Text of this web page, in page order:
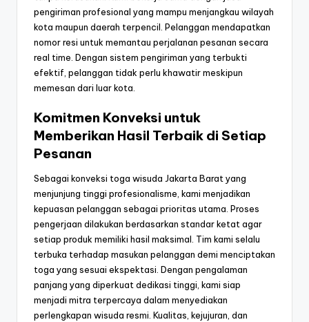
pengiriman profesional yang mampu menjangkau wilayah
kota maupun daerah terpencil. Pelanggan mendapatkan
nomor resi untuk memantau perjalanan pesanan secara
real time. Dengan sistem pengiriman yang terbukti
efektif, pelanggan tidak perlu khawatir meskipun
memesan dari luar kota.
Komitmen Konveksi untuk
Memberikan Hasil Terbaik di Setiap
Pesanan
Sebagai konveksi toga wisuda Jakarta Barat yang
menjunjung tinggi profesionalisme, kami menjadikan
kepuasan pelanggan sebagai prioritas utama. Proses
pengerjaan dilakukan berdasarkan standar ketat agar
setiap produk memiliki hasil maksimal. Tim kami selalu
terbuka terhadap masukan pelanggan demi menciptakan
toga yang sesuai ekspektasi. Dengan pengalaman
panjang yang diperkuat dedikasi tinggi, kami siap
menjadi mitra terpercaya dalam menyediakan
perlengkapan wisuda resmi. Kualitas, kejujuran, dan